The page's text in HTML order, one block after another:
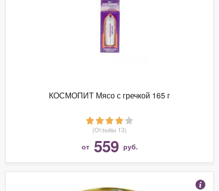
КОСМОПИТ Мясо с гречкой 165 г
(Отзывы 13)
от 559 руб.